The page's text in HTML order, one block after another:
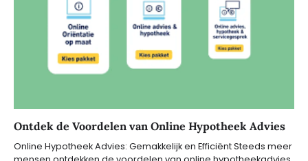
Ontdek de Voordelen van Online Hypotheek Advies
Online Hypotheek Advies: Gemakkelijk en Efficiënt Steeds meer